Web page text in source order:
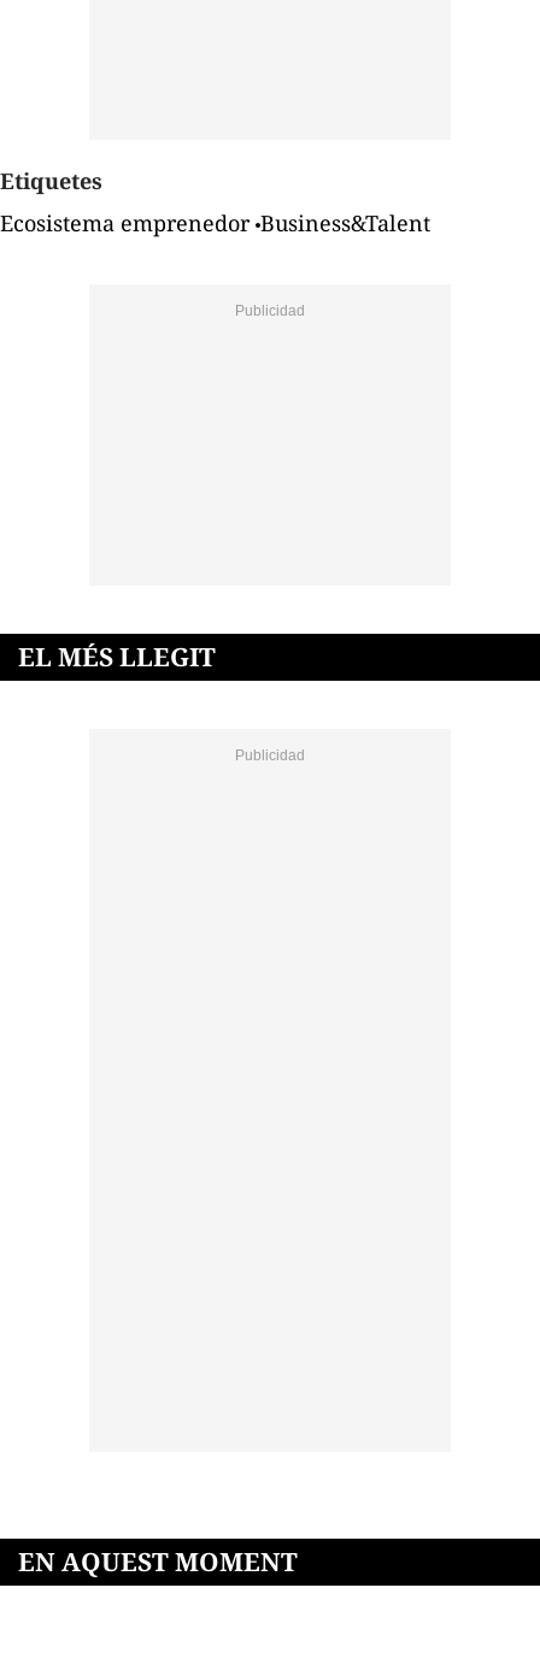
Etiquetes
Ecosistema emprenedor Business&Talent
EL MÉS LLEGIT
EN AQUEST MOMENT